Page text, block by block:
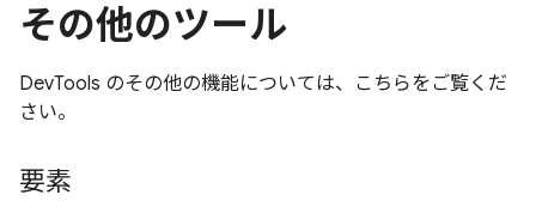
その他のツール
DevTools のその他の機能については、こちらをご覧くだ
さい。
要素